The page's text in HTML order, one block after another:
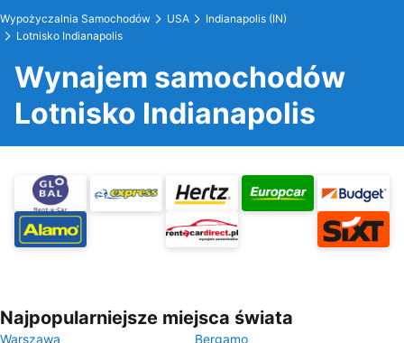
Wypożyczalnia Samochodów USA
Indianapolis (IN)
Lotnisko Indianapolis
Wynajem samochodów
Lotnisko Indianapolis
Najpopularniejsze miejsca świata
Warszawa
Bergamo